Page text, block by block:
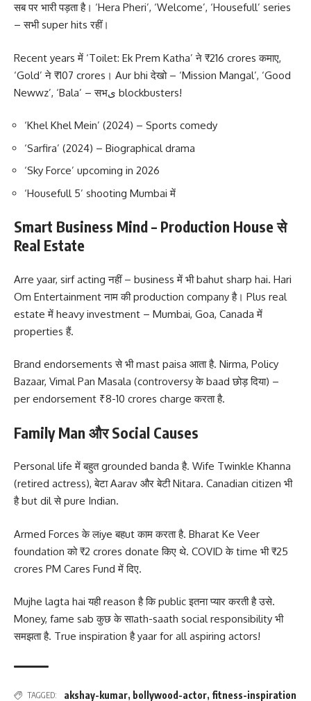
सब पर भारी पड़ता है। ‘Hera Pheri’, ‘Welcome’, ‘Housefull’ series
– सभी super hits रहीं।
Recent years में ‘Toilet: Ek Prem Katha’ ने ₹216 crores कमाए,
‘Gold’ ने ₹107 crores। Aur bhi देखो – ‘Mission Mangal’, ‘Good
Newwz’, ‘Bala’ – सभی blockbusters!
‘Khel Khel Mein’ (2024) – Sports comedy
‘Sarfira’ (2024) – Biographical drama
‘Sky Force’ upcoming in 2026
‘Housefull 5’ shooting Mumbai में
Smart Business Mind – Production House से
Real Estate
Arre yaar, sirf acting नहीं – business में भी bahut sharp hai. Hari
Om Entertainment नाम की production company है। Plus real
estate में heavy investment – Mumbai, Goa, Canada में
properties हैं.
Brand endorsements से भी mast paisa आता है. Nirma, Policy
Bazaar, Vimal Pan Masala (controversy के baad छोड़ दिया) –
per endorsement ₹8-10 crores charge करता है.
Family Man और Social Causes
Personal life में बहुत grounded banda है. Wife Twinkle Khanna
(retired actress), बेटा Aarav और बेटी Nitara. Canadian citizen भी
है but dil से pure Indian.
Armed Forces के लiye बहut काम करता है. Bharat Ke Veer
foundation को ₹2 crores donate किए थे. COVID के time भी ₹25
crores PM Cares Fund में दिए.
Mujhe lagta hai यही reason है कि public इतना प्यार करती है उसे.
Money, fame sab कुछ के साath-saath social responsibility भी
समझता है. True inspiration है yaar for all aspiring actors!
TAGGED: akshay-kumar, bollywood-actor, fitness-inspiration